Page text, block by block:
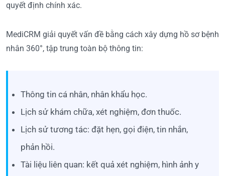
quyết định chính xác.
MediCRM giải quyết vấn đề bằng cách xây dựng hồ sơ bệnh
nhân 360°, tập trung toàn bộ thông tin:
Thông tin cá nhân, nhân khẩu học.
Lịch sử khám chữa, xét nghiệm, đơn thuốc.
Lịch sử tương tác: đặt hẹn, gọi điện, tin nhắn,
phản hồi.
Tài liệu liên quan: kết quả xét nghiệm, hình ảnh y